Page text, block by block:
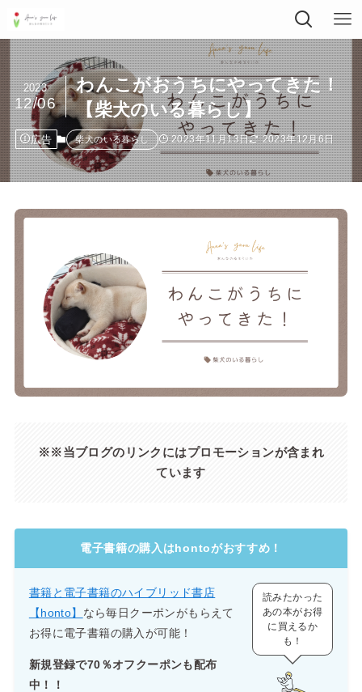
わんこがおうちにやってきた！
【柴犬のいる暮らし】
2023
12/06
広告 柴犬のいる暮らし 2023年11月13日 2023年12月6日
※※当ブログのリンクにはプロモーションが含まれ
ています
電子書籍の購入はhontoがおすすめ！
書籍と電子書籍のハイブリッド書店
【honto】 なら毎日クーポンがもらえて
お得に電子書籍の購入が可能！
新規登録で70％オフクーポンも配布
中！！
読みたかった
あの本がお得
に買えるか
も！